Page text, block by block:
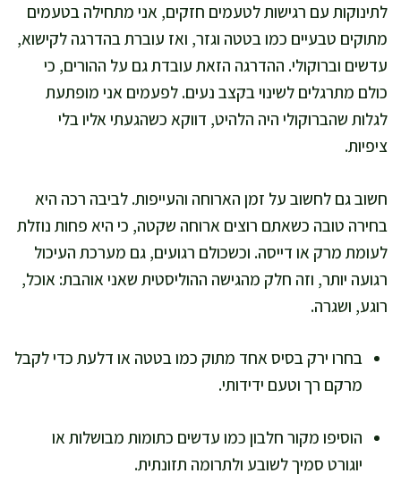
לתינוקות עם רגישות לטעמים חזקים, אני מתחילה בטעמים
מתוקים טבעיים כמו בטטה וגזר, ואז עוברת בהדרגה לקישוא,
עדשים וברוקולי. ההדרגה הזאת עובדת גם על ההורים, כי
כולם מתרגלים לשינוי בקצב נעים. לפעמים אני מופתעת
לגלות שהברוקולי היה הלהיט, דווקא כשהגעתי אליו בלי
ציפיות.
חשוב גם לחשוב על זמן הארוחה והעייפות. לביבה רכה היא
בחירה טובה כשאתם רוצים ארוחה שקטה, כי היא פחות נוזלת
לעומת מרק או דייסה. וכשכולם רגועים, גם מערכת העיכול
רגועה יותר, וזה חלק מהגישה ההוליסטית שאני אוהבת: אוכל,
רוגע, ושגרה.
בחרו ירק בסיס אחד מתוק כמו בטטה או דלעת כדי לקבל
מרקם רך וטעם ידידותי.
הוסיפו מקור חלבון כמו עדשים כתומות מבושלות או
יוגורט סמיך לשובע ולתרומה תזונתית.